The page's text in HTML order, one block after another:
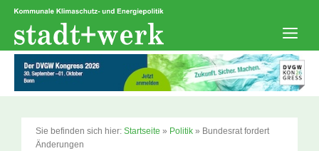
Zum
springen
Sie befinden sich hier: Startseite » Politik » Bundesrat fordert
Änderungen